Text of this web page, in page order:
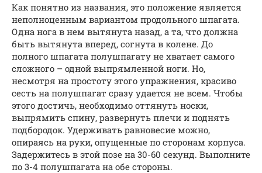
Как понятно из названия, это положение является
неполноценным вариантом продольного шпагата.
Одна нога в нем вытянута назад, а та, что должна
быть вытянута вперед, согнута в колене. До
полного шпагата полушпагату не хватает самого
сложного – одной выпрямленной ноги. Но,
несмотря на простоту этого упражнения, красиво
сесть на полушпагат сразу удается не всем. Чтобы
этого достичь, необходимо оттянуть носки,
выпрямить спину, развернуть плечи и поднять
подбородок. Удерживать равновесие можно,
опираясь на руки, опущенные по сторонам корпуса.
Задержитесь в этой позе на 30-60 секунд. Выполните
по 3-4 полушпагата на обе стороны.